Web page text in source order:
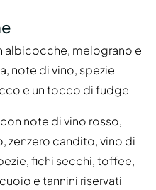
albicocche, melograno e
note di vino, spezie
e un tocco di fudge
note di vino rosso,
zenzero candito, vino di
fichi secchi, toffee,
e tannini riservati